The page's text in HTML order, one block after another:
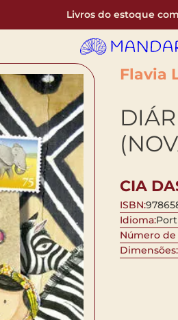
Livros do estoque
Flavia
CIA
ISBN:
Idioma:
Número de
Dimensões: